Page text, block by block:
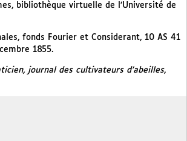
bibliothèque virtuelle de l’Université de
fonds Fourier et Considerant, 10 AS 41
1855.
journal des cultivateurs d’abeilles,